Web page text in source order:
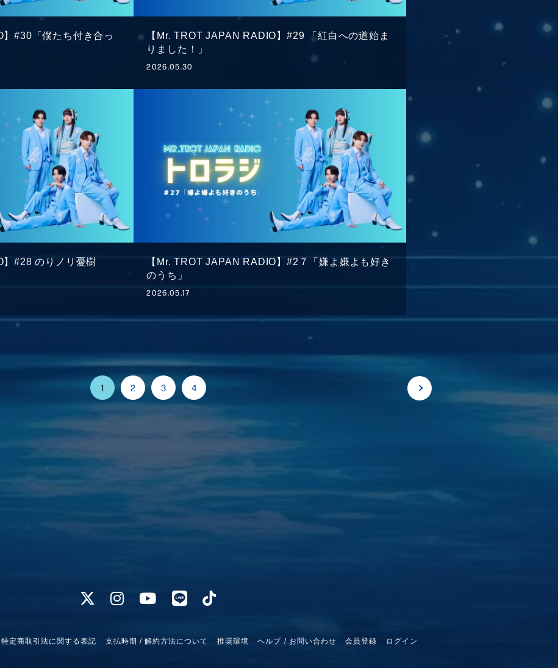
】#30「僕たち付き合っ
【Mr. TROT JAPAN RADIO】#29 「紅白への道始ま
りました！」
2026.05.30
】#28 のりノリ憂樹
【Mr. TROT JAPAN RADIO】#2７「嫌よ嫌よも好き
のうち」
2026.05.17
1 2 3 4
特定商取引法に関する表記 支払時期 / 解約方法について 推奨環境 ヘルプ / お問い合わせ 会員登録 ログイン